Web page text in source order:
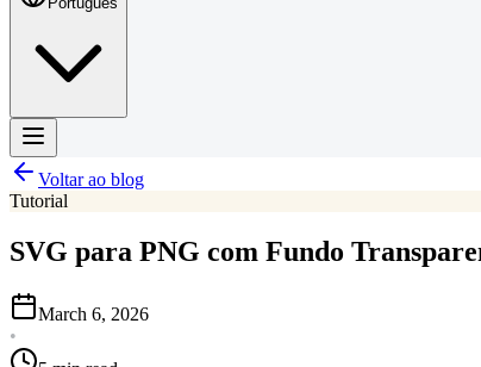
Voltar ao blog
Tutorial
SVG para PNG com Fundo
March 6, 2026
•